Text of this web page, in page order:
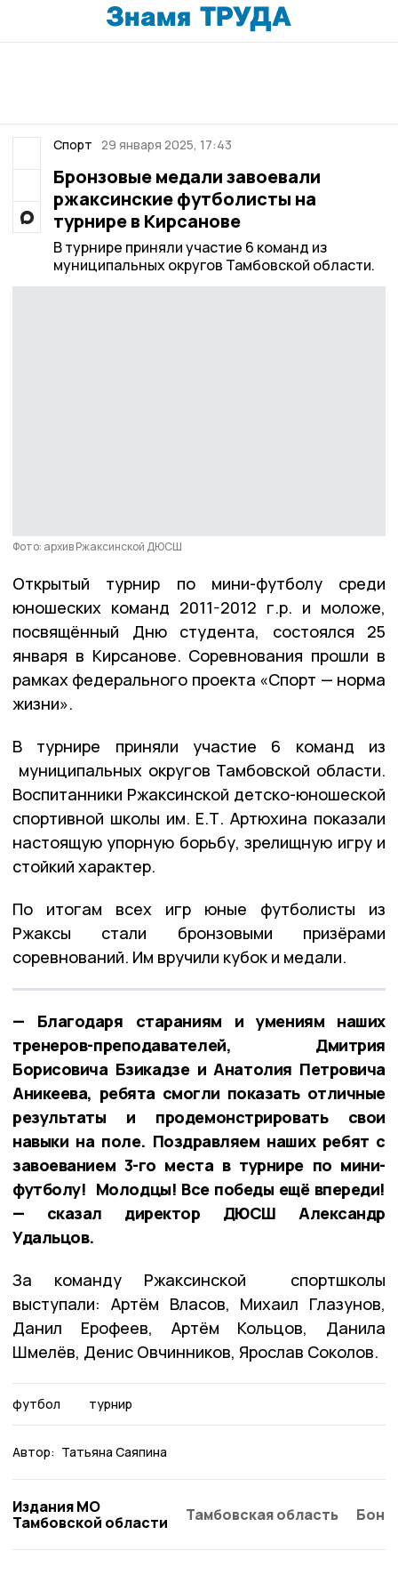
Спорт 29 января 2025, 17:43
Бронзовые медали завоевали
ржаксинские футболисты на
турнире в Кирсанове
В турнире приняли участие 6 команд из
муниципальных округов Тамбовской области.
Фото: архив Ржаксинской ДЮСШ
Открытый турнир по мини-футболу среди
юношеских команд 2011-2012 г.р. и моложе,
посвящённый Дню студента, состоялся 25
января в Кирсанове. Соревнования прошли в
рамках федерального проекта «Спорт — норма
жизни».
В турнире приняли участие 6 команд из
муниципальных округов Тамбовской области.
Воспитанники Ржаксинской детско-юношеской
спортивной школы им. Е.Т. Артюхина показали
настоящую упорную борьбу, зрелищную игру и
стойкий характер.
По итогам всех игр юные футболисты из
Ржаксы стали бронзовыми призёрами
соревнований. Им вручили кубок и медали.
— Благодаря стараниям и умениям наших
тренеров-преподавателей, Дмитрия
Борисовича Бзикадзе и Анатолия Петровича
Аникеева, ребята смогли показать отличные
результаты и продемонстрировать свои
навыки на поле. Поздравляем наших ребят с
завоеванием 3-го места в турнире по мини-
футболу! Молодцы! Все победы ещё впереди!
— сказал директор ДЮСШ Александр
Удальцов.
За команду Ржаксинской спортшколы
выступали: Артём Власов, Михаил Глазунов,
Данил Ерофеев, Артём Кольцов, Данила
Шмелёв, Денис Овчинников, Ярослав Соколов.
футбол турнир
Автор: Татьяна Саяпина
Издания МО
Тамбовской области
Тамбовская область